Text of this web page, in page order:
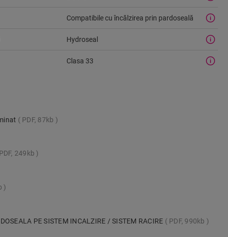
Compatibile cu încălzirea prin pardoseală
Hydroseal
Clasa 33
PDF, 87kb
PDF, 249kb
PE SISTEM INCALZIRE / SISTEM RACIRE PDF, 990kb